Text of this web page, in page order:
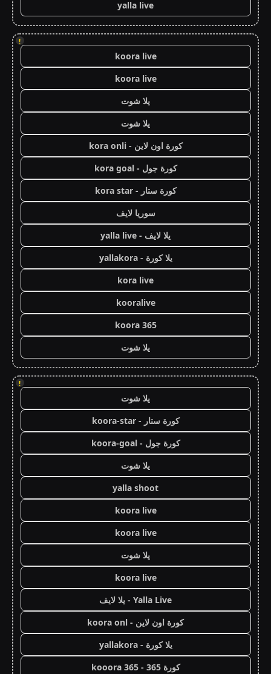
yalla live
!
koora live
koora live
يلا شوت
يلا شوت
كورة اون لاين - kora onli
كورة جول - kora goal
كورة ستار - kora star
سوريا لايف
يلا لايف - yalla live
يلا كورة - yallakora
kora live
kooralive
koora 365
يلا شوت
!
يلا شوت
كورة ستار - koora-star
كورة جول - koora-goal
يلا شوت
yalla shoot
koora live
koora live
يلا شوت
koora live
Yalla Live - يلا لايف
كورة اون لاين - koora onl
يلا كورة - yallakora
كورة 365 - kooora 365